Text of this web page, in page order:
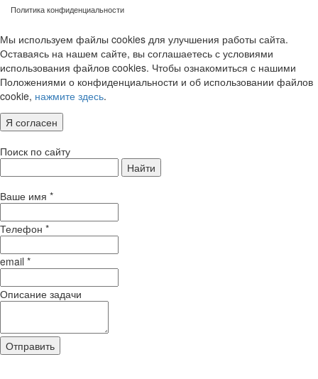
Политика конфиденциальности
Мы используем файлы cookies для улучшения работы сайта.
Оставаясь на нашем сайте, вы соглашаетесь с условиями
использования файлов cookies. Чтобы ознакомиться с нашими
Положениями о конфиденциальности и об использовании файлов
cookie, нажмите здесь.
Я согласен
Поиск по сайту
Найти
Ваше имя *
Телефон *
email *
Описание задачи
Отправить